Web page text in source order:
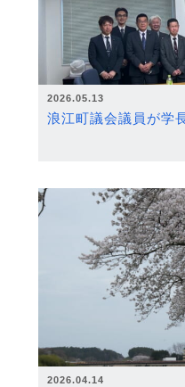
2026.05.13
浪江町議会議員が学
2026.04.14